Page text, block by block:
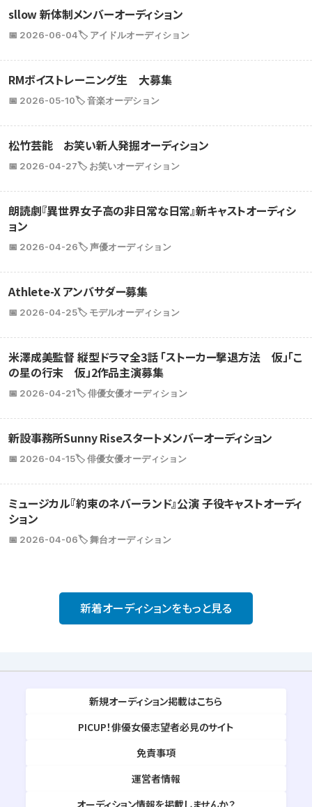
sllow 新体制メンバーオーディション
📅 2026-06-04🏷️ アイドルオーディション
RMボイストレーニング生 大募集
📅 2026-05-10🏷️ 音楽オーデション
松竹芸能 お笑い新人発掘オーディション
📅 2026-04-27🏷️ お笑いオーディション
朗読劇『異世界女子高の非日常な日常』新キャストオーディシ
ョン
📅 2026-04-26🏷️ 声優オーディション
Athlete-X アンバサダー募集
📅 2026-04-25🏷️ モデルオーディション
米澤成美監督 縦型ドラマ全3話 「ストーカー撃退方法 仮」「こ
の星の行末 仮」2作品主演募集
📅 2026-04-21🏷️ 俳優女優オーディション
新設事務所Sunny Riseスタートメンバーオーディション
📅 2026-04-15🏷️ 俳優女優オーディション
ミュージカル『約束のネバーランド』公演 子役キャストオーディ
ション
📅 2026-04-06🏷️ 舞台オーディション
新着オーディションをもっと見る
新規オーディション掲載はこちら
PICUP！俳優女優志望者必見のサイト
免責事項
運営者情報
オーディション情報を掲載しませんか？